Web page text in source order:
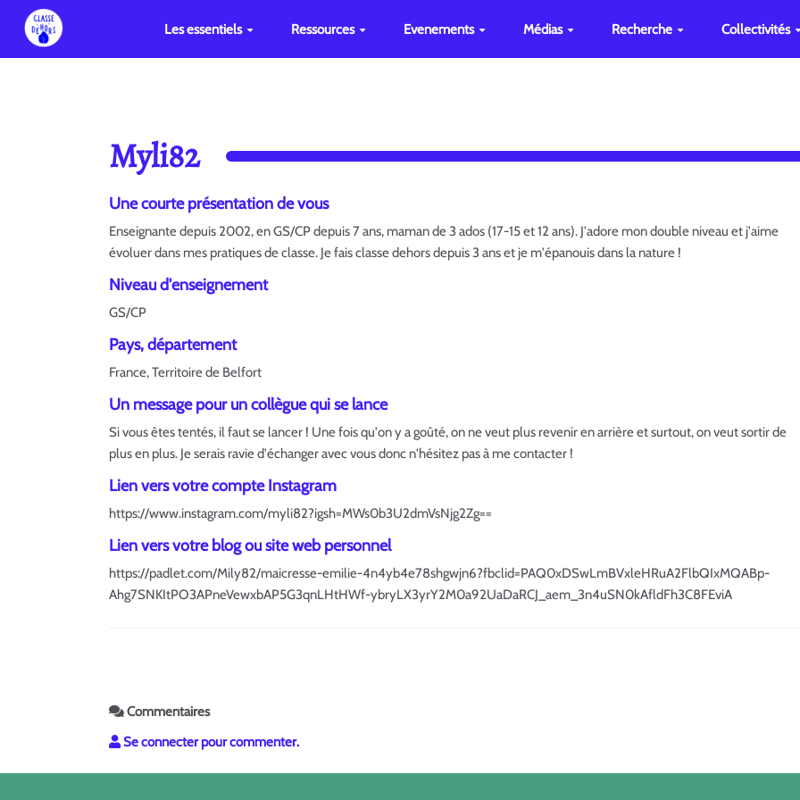
Les essentiels Ressources Evenements Médias Recherche Collectivités
Myli82
Une courte présentation de vous
Enseignante depuis 2002, en GS/CP depuis 7 ans, maman de 3 ados (17-15 et 12 ans). J'adore mon double niveau et j'aime
évoluer dans mes pratiques de classe. Je fais classe dehors depuis 3 ans et je m'épanouis dans la nature !
Niveau d'enseignement
GS/CP
Pays, département
France, Territoire de Belfort
Un message pour un collègue qui se lance
Si vous êtes tentés, il faut se lancer ! Une fois qu'on y a goûté, on ne veut plus revenir en arrière et surtout, on veut sortir de
plus en plus. Je serais ravie d'échanger avec vous donc n'hésitez pas à me contacter !
Lien vers votre compte Instagram
https://www.instagram.com/myli82?igsh=MWs0b3U2dmVsNjg2Zg==
Lien vers votre blog ou site web personnel
https://padlet.com/Mily82/maicresse-emilie-4n4yb4e78shgwjn6?fbclid=PAQ0xDSwLmBVxleHRuA2FlbQIxMQABp-
Ahg7SNKItPO3APneVewxbAP5G3qnLHtHWf-ybryLX3yrY2M0a92UaDaRCJ_aem_3n4uSN0kAfldFh3C8FEviA
Commentaires
Se connecter pour commenter.